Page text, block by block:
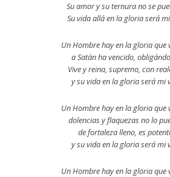
Su amor y su ternura no se
Su vida allá en la gloria será
Un Hombre hay en la gloria que
a Satán ha vencido,
Vive y reina, supremo, con
y su vida en la gloria será mi
Un Hombre hay en la gloria que
dolencias y flaquezas no lo
de fortaleza lleno, es
y su vida en la gloria será mi
Un Hombre hay en la gloria que